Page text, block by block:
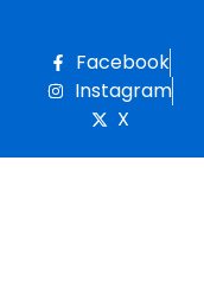
Facebook
Instagram
X